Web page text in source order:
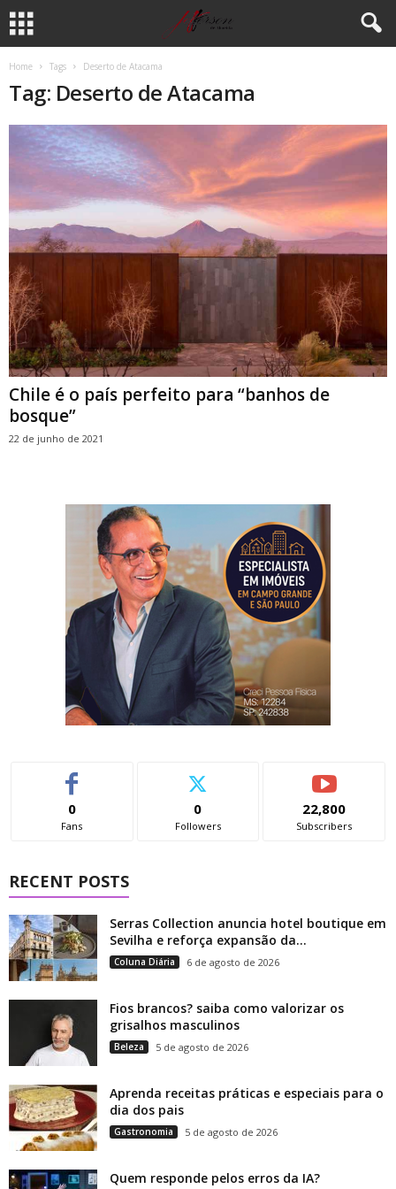
Home Tags Deserto de Atacama
Tag: Deserto de Atacama
Chile é o país perfeito para “banhos de
bosque”
22 de junho de 2021
0
Fans
0
Followers
22,800
Subscribers
RECENT POSTS
Serras Collection anuncia hotel boutique em
Sevilha e reforça expansão da...
Coluna Diária 6 de agosto de 2026
Fios brancos? saiba como valorizar os
grisalhos masculinos
Beleza 5 de agosto de 2026
Aprenda receitas práticas e especiais para o
dia dos pais
Gastronomia 5 de agosto de 2026
Quem responde pelos erros da IA?